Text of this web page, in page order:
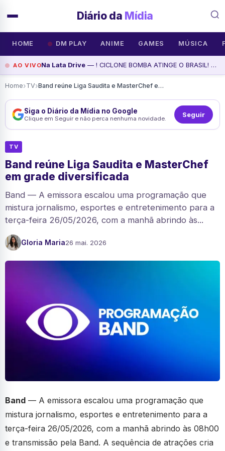
Diário da Mídia
HOME DM PLAY ANIME GAMES MÚSICA
AO VIVONa Lata Drive — ! CICLONE BOMBA ATINGE O BRASIL! NALATA NEWS, assista agora
Home›TV› Band reúne Liga Saudita e MasterChef em grade diversificada
Siga o Diário da Mídia no Google
Clique em Seguir e não perca nenhuma novidade. Seguir
TV
Band reúne Liga Saudita e MasterChef
em grade diversificada
Band — A emissora escalou uma programação que
mistura jornalismo, esportes e entretenimento para a
terça-feira 26/05/2026, com a manhã abrindo às...
Gloria Maria26 mai. 2026
Band — A emissora escalou uma programação que
mistura jornalismo, esportes e entretenimento para a
terça-feira 26/05/2026, com a manhã abrindo às 08h00
e transmissão pela Band. A sequência de atrações cria